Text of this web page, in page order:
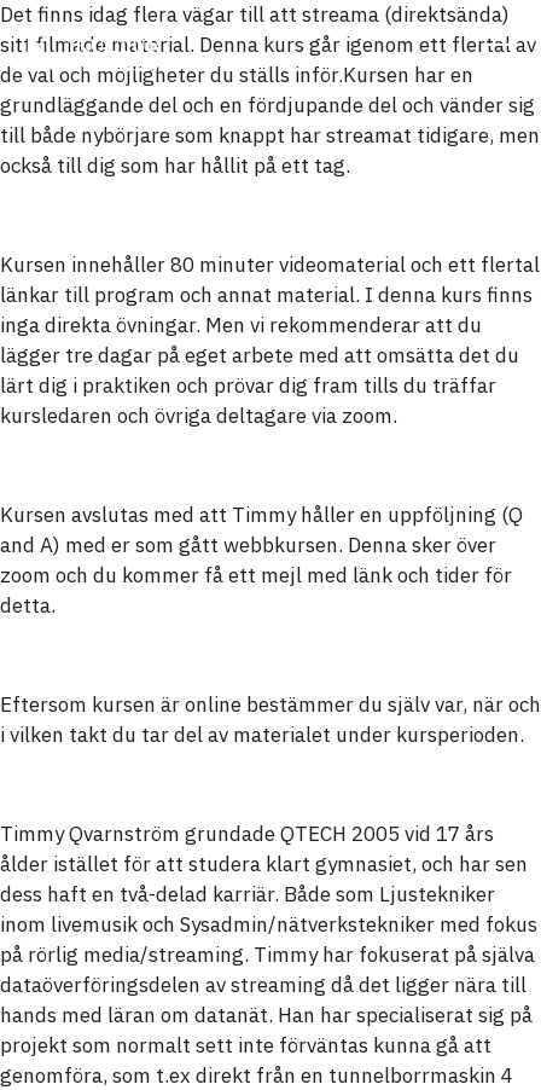
Det finns idag flera vägar till att streama (direktsända)
sitt filmade material. Denna kurs går igenom ett flertal av
de val och möjligheter du ställs inför.Kursen har en
grundläggande del och en fördjupande del och vänder sig
till både nybörjare som knappt har streamat tidigare, men
också till dig som har hållit på ett tag.
Kursen innehåller 80 minuter videomaterial och ett flertal
länkar till program och annat material. I denna kurs finns
inga direkta övningar. Men vi rekommenderar att du
lägger tre dagar på eget arbete med att omsätta det du
lärt dig i praktiken och prövar dig fram tills du träffar
kursledaren och övriga deltagare via zoom.
Kursen avslutas med att Timmy håller en uppföljning (Q
and A) med er som gått webbkursen. Denna sker över
zoom och du kommer få ett mejl med länk och tider för
detta.
Eftersom kursen är online bestämmer du själv var, när och
i vilken takt du tar del av materialet under kursperioden.
Timmy Qvarnström grundade QTECH 2005 vid 17 års
ålder istället för att studera klart gymnasiet, och har sen
dess haft en två-delad karriär. Både som Ljustekniker
inom livemusik och Sysadmin/nätverkstekniker med fokus
på rörlig media/streaming. Timmy har fokuserat på själva
dataöverföringsdelen av streaming då det ligger nära till
hands med läran om datanät. Han har specialiserat sig på
projekt som normalt sett inte förväntas kunna gå att
genomföra, som t.ex direkt från en tunnelborrmaskin 4